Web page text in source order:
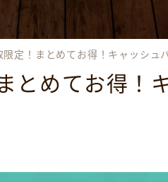
定！まとめてお得！キャッシュ
とめてお得！